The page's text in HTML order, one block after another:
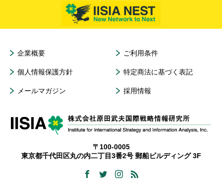
企業概要 ご利用条件
個人情報保護方針 特定商法に基づく表記
メールマガジン 採用情報
〒100-0005
東京都千代田区丸の内二丁目3番2号 郵船ビルディング 3F